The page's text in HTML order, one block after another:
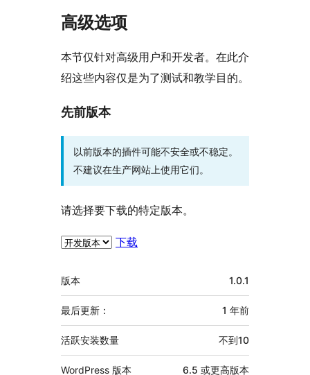
高级选项
本节仅针对高级用户和开发者。在此介
绍这些内容仅是为了测试和教学目的。
先前版本
以前版本的插件可能不安全或不稳定。
不建议在生产网站上使用它们。
请选择要下载的特定版本。
下载
额
外
信
息
版本 1.0.1
最后更新： 1 年前
活跃安装数量 不到10
WordPress 版本 6.5 或更高版本